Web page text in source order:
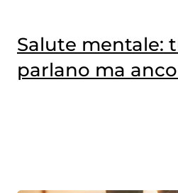
Salute mentale:
parlano ma